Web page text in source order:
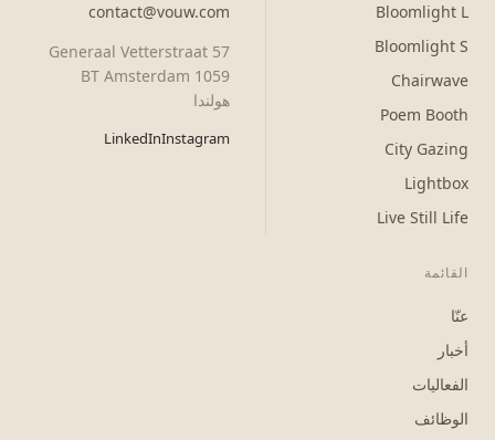
Bloomlight L
Bloomlight S
Chairwave
Poem Booth
City Gazing
Lightbox
Live Still Life
القائمة
عنّا
أخبار
الفعاليات
الوظائف
contact@vouw.com
Generaal Vetterstraat 57
1059 BT Amsterdam
هولندا
Instagram
LinkedIn